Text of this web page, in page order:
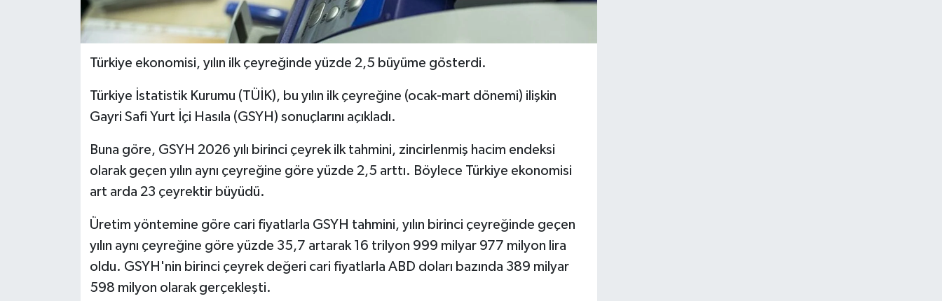
Türkiye ekonomisi, yılın ilk çeyreğinde yüzde 2,5 büyüme gösterdi.
Türkiye İstatistik Kurumu (TÜİK), bu yılın ilk çeyreğine (ocak-mart dönemi) ilişkin
Gayri Safi Yurt İçi Hasıla (GSYH) sonuçlarını açıkladı.
Buna göre, GSYH 2026 yılı birinci çeyrek ilk tahmini, zincirlenmiş hacim endeksi
olarak geçen yılın aynı çeyreğine göre yüzde 2,5 arttı. Böylece Türkiye ekonomisi
art arda 23 çeyrektir büyüdü.
Üretim yöntemine göre cari fiyatlarla GSYH tahmini, yılın birinci çeyreğinde geçen
yılın aynı çeyreğine göre yüzde 35,7 artarak 16 trilyon 999 milyar 977 milyon lira
oldu. GSYH'nin birinci çeyrek değeri cari fiyatlarla ABD doları bazında 389 milyar
598 milyon olarak gerçekleşti.
Nöbetçi Eczaneler
ÖZEL HABER